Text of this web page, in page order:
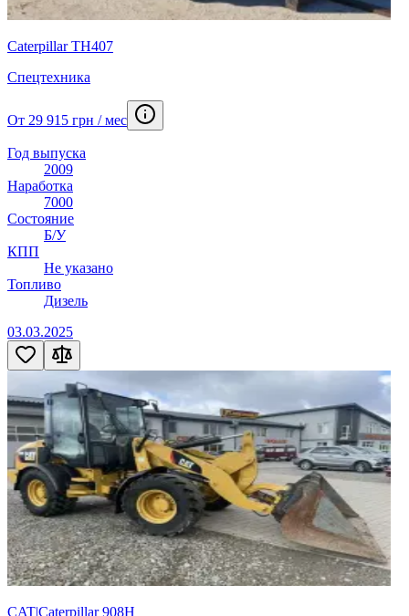
Caterpillar TH407
Спецтехника
От 29 915 грн / мес
Год выпуска
2009
Наработка
7000
Состояние
Б/У
КПП
Не указано
Топливо
Дизель
03.03.2025
CAT|Caterpillar 908H